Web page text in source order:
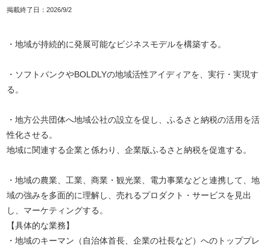
掲載終了日： 2026/9/2
・地域が持続的に発展可能なビジネスモデルを構築する。
・ソフトバンクやBOLDLYの地域活性アイディアを、実行・実現す
る。
・地方公共団体へ地域公社の設立を促し、ふるさと納税の活用を活
性化させる。
地域に関連する企業と係わり、企業版ふるさと納税を促進する。
・地域の農業、工業、商業・観光業、電力事業などと連携して、地
域の強みを多面的に理解し、売れるプロダクト・サービスを見出
し、マーケティングする。
【具体的な業務】
・地域のキーマン（自治体首長、企業の社長など）へのトッププレ